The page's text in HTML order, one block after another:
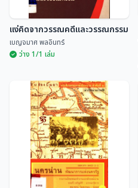
แง่คิดจากวรรณคดีและ
วรรณกรรม
เบญจมาศ พลอินทร์
แง่คิดจากวรรณคดีและวรรณกรรม
เบญจมาศ พลอินทร์
ว่าง 1/1 เล่ม